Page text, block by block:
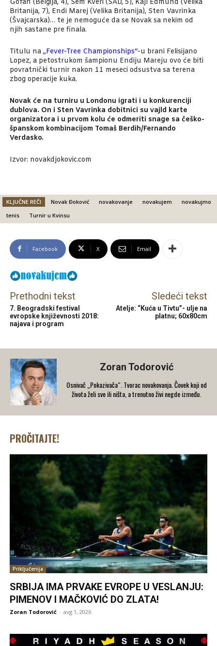
Gofan (Belgija, 4), Sem Kveri (SAD, 5), Kajl Edmund (Velika
Britanija, 7), Endi Marej (Velika Britanija), Sten Vavrinka
(Švajcarska)… te je nemoguće da se Novak sa nekim od
njih sastane pre finala.
Titulu na „Fever-Tree Championships“-u brani Felisijano
Lopez, a petostrukom šampionu Endiju Mareju ovo će biti
povratnički turnir nakon 11 meseci odsustva sa terena
zbog operacije kuka.
Novak će na turniru u Londonu igrati i u konkurenciji
dublova. On i Sten Vavrinka dobitnici su vajld karte
organizatora i u prvom kolu će odmeriti snage sa češko-
španskom kombinacijom Tomaš Berdih/Fernando
Verdasko.
Izvor: novakdjokovic.com
KLJUČNE REČI Novak Đoković novakovanje novakujem
novakujmo
tenis
Turnir u Kvinsu
Facebook X Email
Prethodni tekst
7. Beogradski festival
evropske književnosti 2018:
najava i program
Sledeći tekst
Atelje: “Kuća u Tivtu”- ulje na
platnu; 60x80cm
Zoran Todorović
Osnivač „Pokazivača“. Tvorac novakovanja. Čovek koji od
života želi sve ili ništa, a trenutno živi negde između.
PROČITAJTE!
Priključenija
SRBIJA IMA PRVAKE EVROPE U VESLANJU:
PIMENOV I MAČKOVIĆ DO ZLATA!
Zoran Todorović - avg 1, 2026